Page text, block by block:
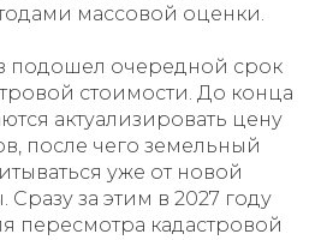
массовой оценки.
подошел очередной срок
стоимости. До конца
актуализировать цену
после чего земельный
уже от новой
за этим в 2027 году
пересмотра кадастровой